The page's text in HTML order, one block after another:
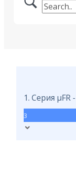
1. Серия μFR
3